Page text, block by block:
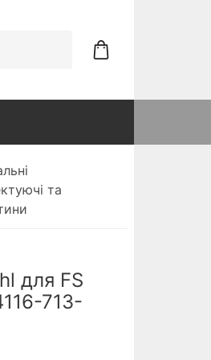
та
для FS
713-